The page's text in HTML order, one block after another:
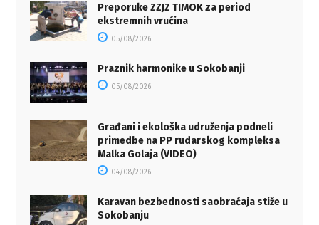
Preporuke ZZJZ TIMOK za period
ekstremnih vrućina
05/08/2026
Praznik harmonike u Sokobanji
05/08/2026
Građani i ekološka udruženja podneli
primedbe na PP rudarskog kompleksa
Malka Golaja (VIDEO)
04/08/2026
Karavan bezbednosti saobraćaja stiže u
Sokobanju